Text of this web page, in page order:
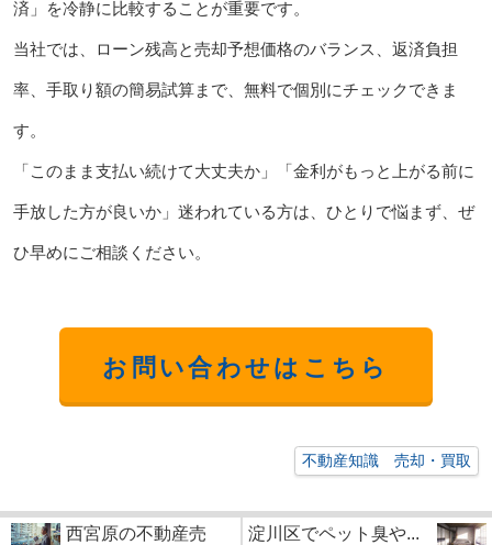
済」を冷静に比較することが重要です。
当社では、ローン残高と売却予想価格のバランス、返済負担
率、手取り額の簡易試算まで、無料で個別にチェックできま
す。
「このまま支払い続けて大丈夫か」「金利がもっと上がる前に
手放した方が良いか」迷われている方は、ひとりで悩まず、ぜ
ひ早めにご相談ください。
お問い合わせはこちら
不動産知識 売却・買取
西宮原の不動産売
淀川区でペット臭や...